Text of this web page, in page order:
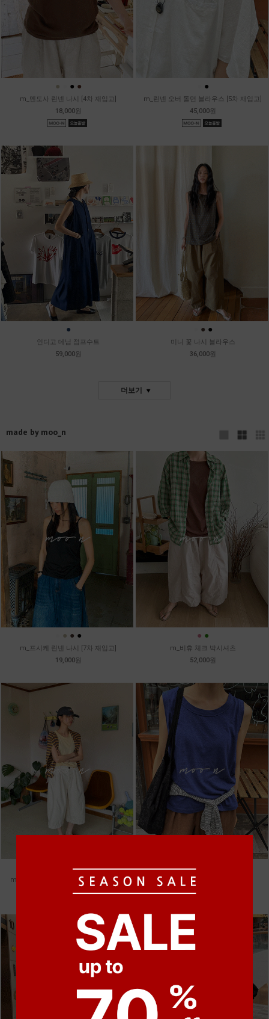
● ● ●
m_멘도사 린넨 나시 [4차 재입고]
18,000원
●
m_린넨 오버 돌먼 블라우스 [5차 재입고]
45,000원
●
인디고 데님 점프수트
59,000원
● ●
미니 꽃 나시 블라우스
36,000원
더보기
made by moo_n
● ● ●
m_프시케 린넨 나시 [7차 재입고]
19,000원
● ●
m_비휴 체크 박시셔츠
52,000원
●
m_헤세드 스티치 데님팬츠 [4차 재입고]
87,000원
●
m_마무 린넨 나시 [4차 재입고]
28,000원